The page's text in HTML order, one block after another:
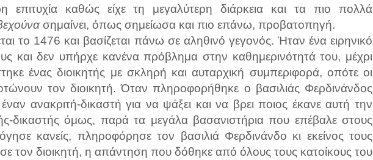
επιτυχία καθώς είχε τη μεγαλύτερη διάρκεια και τα πιο πολλά
σημαίνει, όπως σημείωσα και πιο επάνω, προβατοπηγή.
το 1476 και βασίζεται πάνω σε αληθινό γεγονός. Ήταν ένα ειρηνικό
και δεν υπήρχε κανένα πρόβλημα στην καθημερινότητά του, μέχρι
ένας διοικητής με σκληρή και αυταρχική συμπεριφορά, οπότε οι
τον διοικητή. Όταν πληροφορήθηκε ο βασιλιάς Φερδινάνδος
ανακριτή-δικαστή για να ψάξει και να βρει ποιος έκανε αυτή την
δικαστής όμως, παρά τα μεγάλα βασανιστήρια που επέβαλε στους
κανείς, πληροφόρησε τον βασιλιά Φερδινάνδο κι εκείνος τους
τον διοικητή, η απάντηση που δόθηκε από όλους τους κατοίκους του